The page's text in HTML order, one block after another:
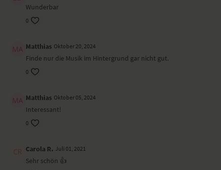
Wunderbar
0
Matthias Oktober 20, 2024
Finde nur die Musik im Hintergrund gar nicht gut.
0
Matthias Oktober 05, 2024
Interessant!
0
Carola R. Juli 01, 2021
Sehr schön 👍